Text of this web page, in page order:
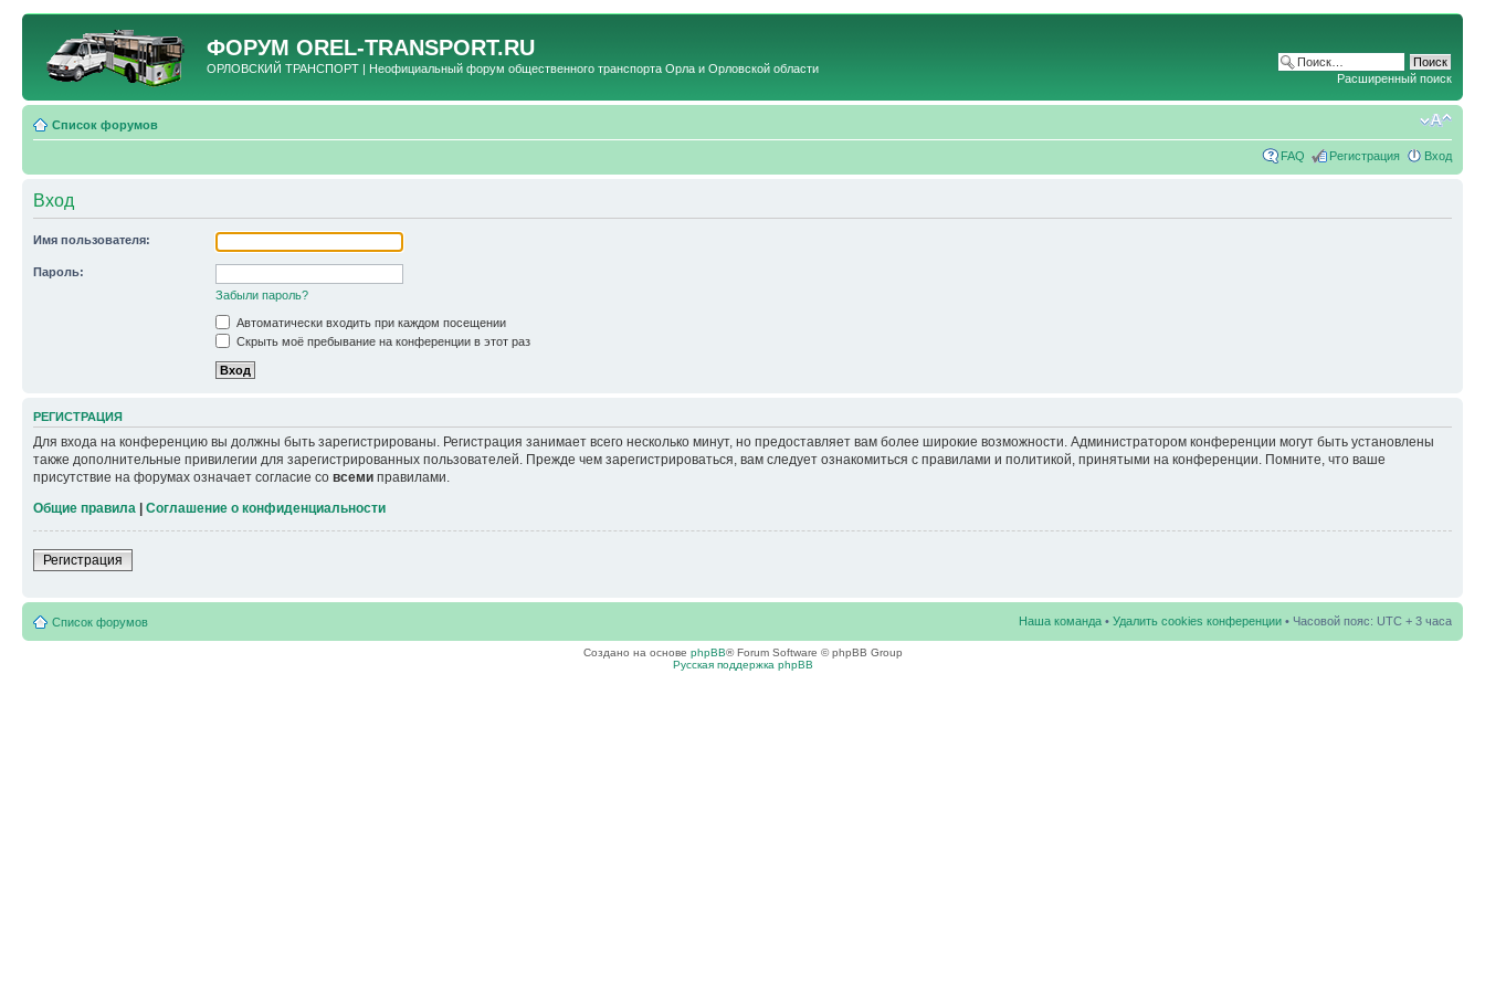
ФОРУМ OREL-TRANSPORT.RU
ОРЛОВСКИЙ ТРАНСПОРТ | Неофициальный форум общественного транспорта Орла и Орловской области
Расширенный поиск
Список форумов
FAQ Регистрация Вход
Вход
Имя пользователя:
Пароль:
Забыли пароль?
Автоматически входить при каждом посещении
Скрыть моё пребывание на конференции в этот раз
РЕГИСТРАЦИЯ
Для входа на конференцию вы должны быть зарегистрированы. Регистрация занимает всего несколько минут, но предоставляет вам более широкие возможности. Администратором конференции могут быть установлены
также дополнительные привилегии для зарегистрированных пользователей. Прежде чем зарегистрироваться, вам следует ознакомиться с правилами и политикой, принятыми на конференции. Помните, что ваше
присутствие на форумах означает согласие со всеми правилами.
Общие правила
Соглашение о конфиденциальности
Регистрация
Список форумов Наша команда • Удалить cookies конференции • Часовой пояс: UTC + 3 часа
Создано на основе phpBB® Forum Software © phpBB Group
Русская поддержка phpBB